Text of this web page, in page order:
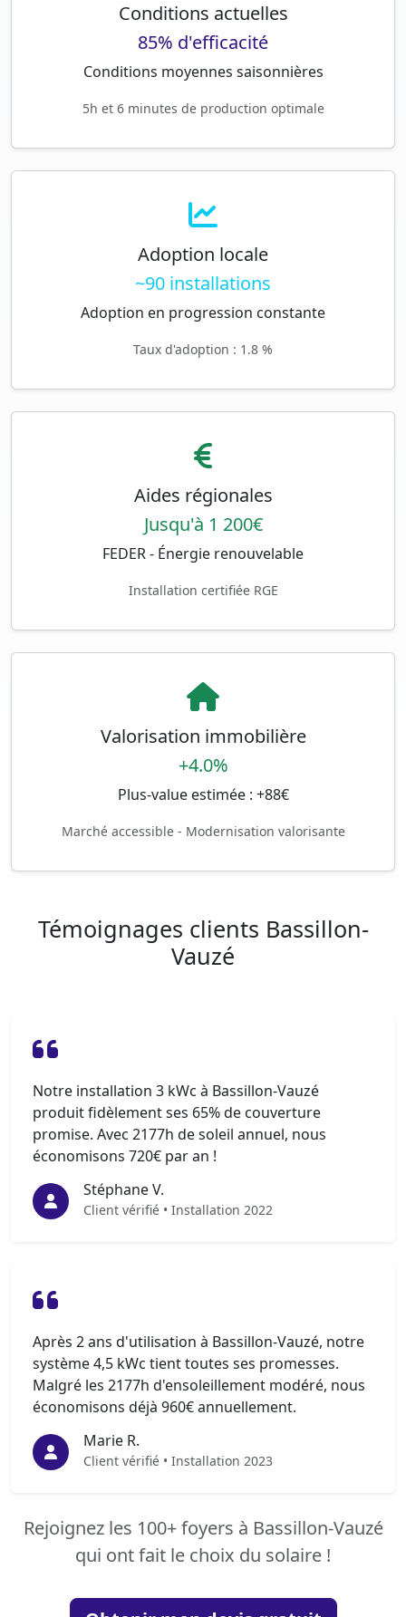
Conditions actuelles
85% d'efficacité
Conditions moyennes saisonnières
5h et 6 minutes de production optimale
Adoption locale
~90 installations
Adoption en progression constante
Taux d'adoption : 1.8 %
Aides régionales
Jusqu'à 1 200€
FEDER - Énergie renouvelable
Installation certifiée RGE
Valorisation immobilière
+4.0%
Plus-value estimée : +88€
Marché accessible - Modernisation valorisante
Témoignages clients Bassillon-
Vauzé
Notre installation 3 kWc à Bassillon-Vauzé
produit fidèlement ses 65% de couverture
promise. Avec 2177h de soleil annuel, nous
économisons 720€ par an !
Stéphane V.
Client vérifié • Installation 2022
Après 2 ans d'utilisation à Bassillon-Vauzé, notre
système 4,5 kWc tient toutes ses promesses.
Malgré les 2177h d'ensoleillement modéré, nous
économisons déjà 960€ annuellement.
Marie R.
Client vérifié • Installation 2023
Rejoignez les 100+ foyers à Bassillon-Vauzé
qui ont fait le choix du solaire !